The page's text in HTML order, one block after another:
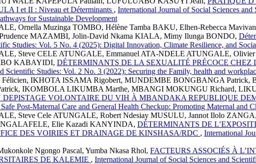
I et II : Niveau et Déterminants , International Journal of Social Sciences
for Sustainable Development
Ornella Muzinga TOMBO, Hélène Tamba BAKU, Elhen-Rebecca
MAZAMBI, Jolin-David Nkama KIALA, Mimy Ilunga BONDO,
Studies: Vol. 5 No. 4 (2025): Digital Innovation, Climate Resilience, and
Steve CELE ATUNGALE, Emmanuel ATA-NDELE ATUNGALE,
KABAYIDI, DÉTERMINANTS DE LA SEXUALITÉ PRÉCOCE
Scientific Studies: Vol. 2 No. 3 (2022): Securing the Family, health and
IKHOTA ISSAMA Rigobert, MUNDEMBE BONGBANGA Patrick,
IKOMBOLA LIKUMBA Marthe, MBANGI MOKUNGU Richard,
DEPISTAGE VOLONTAIRE DU VIH À MBANDAKA REPUBLIQUE
Post-Maternal Care and General Health Checkup: Promoting Maternal and
Steve Cele ATUNGALE, Robert Ndesiay MUSULU, Jannot Ilolo
Elie Kazadi KANYINDA, DÉTERMINANTS DE
DES VOIRIES ET DRAINAGE DE KINSHASA/RDC , International
Ngongo Pascal, Yumba Nkasa Rhol, FACTEURS ASSOCIÉS À
DE KALEMIE , International Journal of Social Sciences and